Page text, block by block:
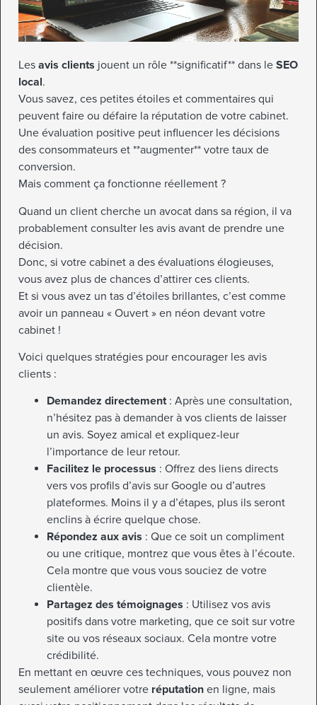
Les avis clients jouent un rôle **significatif** dans le SEO
local.
Vous savez, ces petites étoiles et commentaires qui
peuvent faire ou défaire la réputation de votre cabinet.
Une évaluation positive peut influencer les décisions
des consommateurs et **augmenter** votre taux de
conversion.
Mais comment ça fonctionne réellement ?
Quand un client cherche un avocat dans sa région, il va
probablement consulter les avis avant de prendre une
décision.
Donc, si votre cabinet a des évaluations élogieuses,
vous avez plus de chances d’attirer ces clients.
Et si vous avez un tas d’étoiles brillantes, c’est comme
avoir un panneau « Ouvert » en néon devant votre
cabinet !
Voici quelques stratégies pour encourager les avis
clients :
Demandez directement: Après une consultation,
n’hésitez pas à demander à vos clients de laisser
un avis. Soyez amical et expliquez-leur
l’importance de leur retour.
Facilitez le processus : Offrez des liens directs
vers vos profils d’avis sur Google ou d’autres
plateformes. Moins il y a d’étapes, plus ils seront
enclins à écrire quelque chose.
Répondez aux avis : Que ce soit un compliment
ou une critique, montrez que vous êtes à l’écoute.
Cela montre que vous vous souciez de votre
clientèle.
Partagez des témoignages : Utilisez vos avis
positifs dans votre marketing, que ce soit sur votre
site ou vos réseaux sociaux. Cela montre votre
crédibilité.
En mettant en œuvre ces techniques, vous pouvez non
seulement améliorer votre réputation en ligne, mais